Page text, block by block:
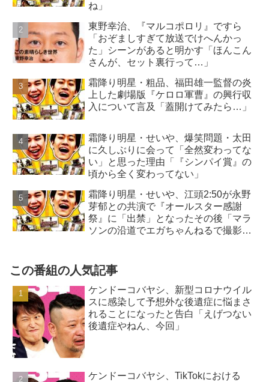
ね」
東野幸治、『マルコポロリ』ですら
「おぞましすぎて放送でけへんかっ
た」シーンがあると明かす「ほんこん
さんが、セット裏行って…」
霜降り明星・粗品、福田雄一監督の炎
上した劇場版『ケロロ軍曹』の興行収
入について言及「蓋開けてみたら…」
霜降り明星・せいや、爆笑問題・太田
に久しぶりに会って「全然変わってな
い」と思った理由「『シンパイ賞』の
頃から全く変わってない」
霜降り明星・せいや、江頭2:50が永野
芽郁との共演で『オールスター感謝
祭』に「出禁」となったその後「マラ
ソンの沿道でエガちゃんねるで撮影
この番組の人気記事
ケンドーコバヤシ、新型コロナウイル
スに感染して予想外な後遺症に悩まさ
れることになったと告白「えげつない
後遺症やねん、今回」
ケンドーコバヤシ、TikTokにおける